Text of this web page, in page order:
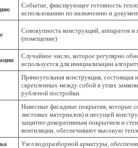
Событие, фиксирующее готовность
использованию по назначению и
Совокупность конструкций, аппаратов
(помещение)
Случайное число, которое регулярно
используется для инициализации
Прямоугольная конструкция, состоящая
скрепленных между собой в углах
рубленой постройки.
Навесные фасадные покрытия, которые
листовых материалов) и несущей
защитно-декоративным покрытием и
вентиляции, обеспечивают высокую
Узел водоразборной арматуры,